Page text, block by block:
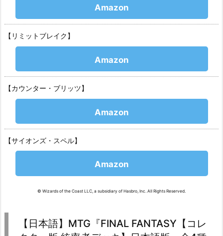
Amazon
【リミットブレイク】
Amazon
【カウンター・ブリッツ】
Amazon
【サイオンズ・スペル】
Amazon
© Wizards of the Coast LLC, a subsidiary of Hasbro, Inc. All Rights Reserved.
【日本語】MTG『FINAL FANTASY【コレ